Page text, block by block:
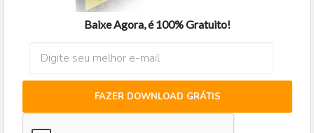
Baixe Agora, é 100% Gratuito!
FAZER DOWNLOAD GRÁTIS